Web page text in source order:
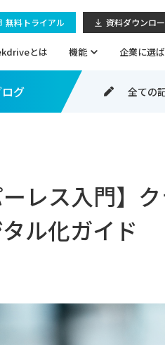
無料トライアル 資料ダウンロ
とは 機能 企業に選
グ 全ての
ーレス入門】
ル化ガイド